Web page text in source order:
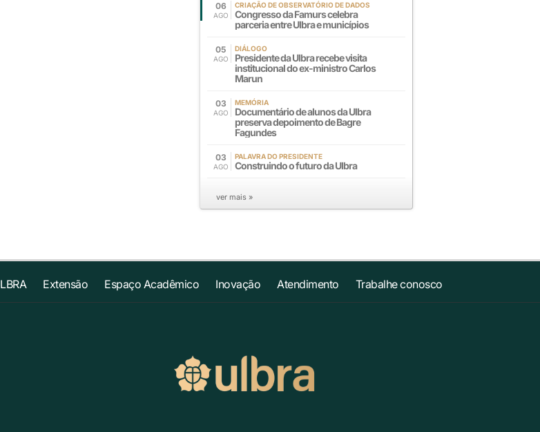
06
AGO
CRIAÇÃO DE OBSERVATÓRIO DE DADOS
Congresso da Famurs celebra
parceria entre Ulbra e municípios
05
AGO
DIÁLOGO
Presidente da Ulbra recebe visita
institucional do ex-ministro Carlos
Marun
03
AGO
MEMÓRIA
Documentário de alunos da Ulbra
preserva depoimento de Bagre
Fagundes
03
AGO
PALAVRA DO PRESIDENTE
Construindo o futuro da Ulbra
ver mais »
Extensão Espaço Acadêmico Inovação Atendimento Trabalhe conosco